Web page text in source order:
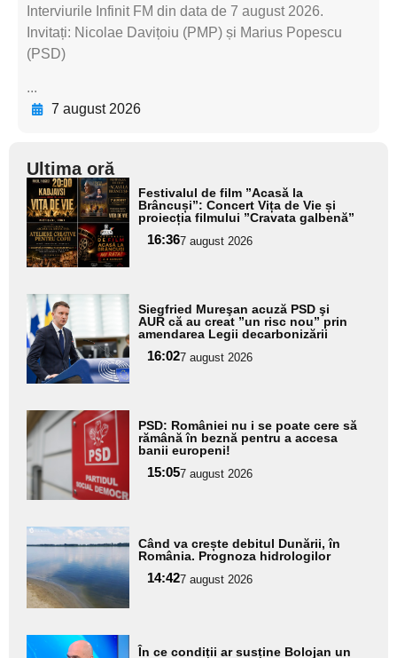
Interviurile Infinit FM din data de 7 august 2026.
Invitați: Nicolae Davițoiu (PMP) și Marius Popescu
(PSD)
...
7 august 2026
Ultima oră
Adaugă
aici textul
pentru
subtitlu
Festivalul de film ”Acasă la
Brâncuși”: Concert Vița de Vie și
proiecția filmului ”Cravata galbenă”
16:367 august 2026
Adaugă
aici textul
pentru
subtitlu
Siegfried Mureşan acuză PSD şi
AUR că au creat ”un risc nou” prin
amendarea Legii decarbonizării
16:027 august 2026
Adaugă
aici textul
pentru
subtitlu
PSD: României nu i se poate cere să
rămână în beznă pentru a accesa
banii europeni!
15:057 august 2026
Adaugă
aici textul
pentru
subtitlu
Când va crește debitul Dunării, în
România. Prognoza hidrologilor
14:427 august 2026
Adaugă
În ce condiții ar susține Bolojan un